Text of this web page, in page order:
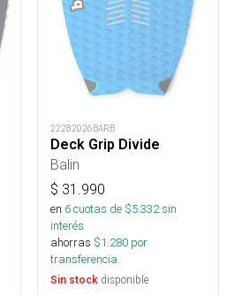
22282026BARB
Deck Grip Divide
Balin
$ 31.990
en 6cuotas de $5.332sin
interés
ahorras $1.280 por
transferencia.
Sin stock disponible